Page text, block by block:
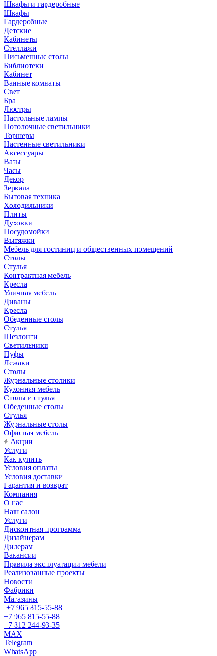
Шкафы и гардеробные
Шкафы
Гардеробные
Детские
Кабинеты
Стеллажи
Письменные столы
Библиотеки
Кабинет
Ванные комнаты
Свет
Бра
Люстры
Настольные лампы
Потолочные светильники
Торшеры
Настенные светильники
Аксессуары
Вазы
Часы
Декор
Зеркала
Бытовая техника
Холодильники
Плиты
Духовки
Посудомойки
Вытяжки
Мебель для гостиниц и общественных помещений
Столы
Стулья
Контрактная мебель
Кресла
Уличная мебель
Диваны
Кресла
Обеденные столы
Стулья
Шезлонги
Светильники
Пуфы
Лежаки
Столы
Журнальные столики
Кухонная мебель
Столы и стулья
Обеденные столы
Стулья
Журнальные столы
Офисная мебель
Акции
Услуги
Как купить
Условия оплаты
Условия доставки
Гарантия и возврат
Компания
О нас
Наш салон
Услуги
Дисконтная программа
Дизайнерам
Дилерам
Вакансии
Правила эксплуатации мебели
Реализованные проекты
Новости
Фабрики
Магазины
+7 965 815-55-88
+7 965 815-55-88
+7 812 244-93-35
MAX
Telegram
WhatsApp